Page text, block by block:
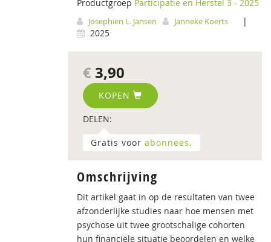
Productgroep Participatie en Herstel 3 - 2025
Josephien L. Jansen Janneke Koerts
|
2025
€ 3,90
KOPEN
DELEN:
Gratis voor abonnees.
Omschrijving
Dit artikel gaat in op de resultaten van twee
afzonderlijke studies naar hoe mensen met
psychose uit twee grootschalige cohorten
hun financiële situatie beoordelen en welke